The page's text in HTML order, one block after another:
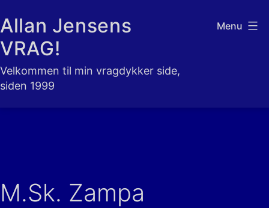
til
indhold
Allan Jensens
VRAG!
Velkommen til min vragdykker side,
siden 1999
Menu
M.Sk. Zampa